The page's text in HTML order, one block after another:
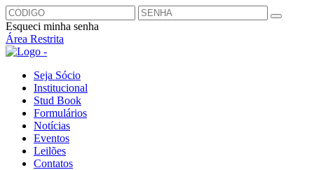
Esqueci minha senha
Área Restrita
Seja Sócio
Institucional
Stud Book
Formulários
Notícias
Eventos
Leilões
Contatos